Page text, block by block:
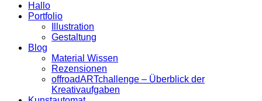
Hallo
Portfolio
Illustration
Gestaltung
Blog
Material Wissen
Rezensionen
offroadARTchallenge – Überblick der
Kreativaufgaben